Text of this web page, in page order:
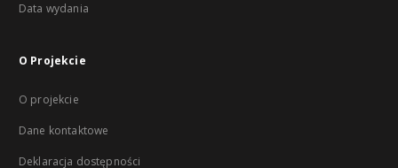
Data wydania
O Projekcie
O projekcie
Dane kontaktowe
Deklaracja dostępności